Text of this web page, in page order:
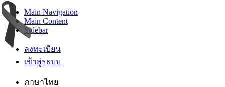
Main Navigation
Main Content
Sidebar
ลงทะเบียน
เข้าสู่ระบบ
ภาษาไทย